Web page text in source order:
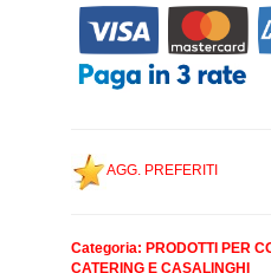
AGG. PREFERITI
Categoria: PRODOTTI PER
CATERING E CASALINGHI